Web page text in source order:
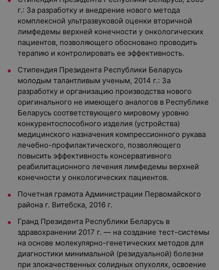
г.: За разработку и внедрение нового метода
комплексной ультразвуковой оценки вторичной
лимфедемы верхней конечности у онкологических
пациентов, позволяющего обосновано проводить
терапию и контролировать ее эффективность.
Стипендия Президента Республики Беларусь
молодым талантливым ученым, 2014 г.: За
разработку и организацию производства нового
оригинального не имеющего аналогов в Республике
Беларусь соответствующего мировому уровню
конкурентоспособного изделия (устройства)
медицинского назначения компрессионного рукава
лечебно-профилактического, позволяющего
повысить эффективность консервативного
реабилитационного лечения лимфедемы верхней
конечности у онкологических пациентов.
Почетная грамота Администрации Первомайского
района г. Витебска, 2016 г.
Гранд Президента Республики Беларусь в
здравохранении 2017 г. — на создание тест-системы
на основе молекулярно-генетических методов для
диагностики минимальной (резидуальной) болезни
при злокачественных солидных опухолях, освоение